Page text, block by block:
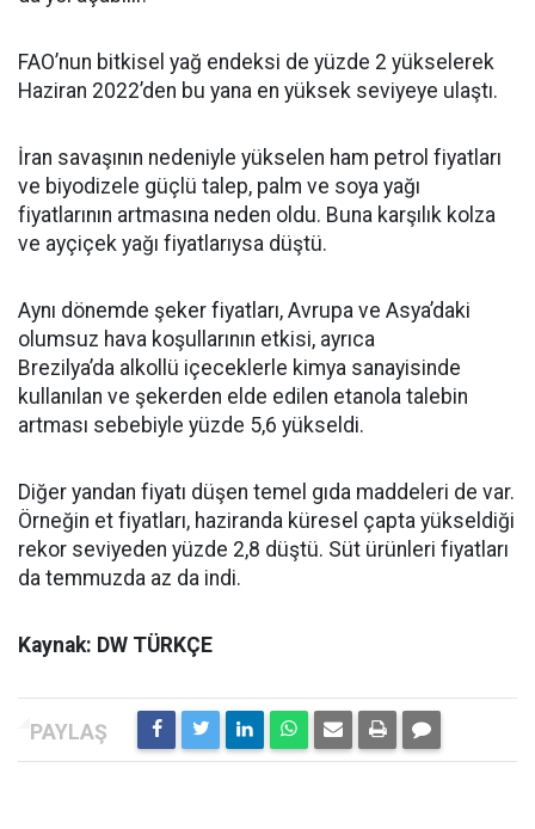
FAO’nun bitkisel yağ endeksi de yüzde 2 yükselerek
Haziran 2022’den bu yana en yüksek seviyeye ulaştı.
İran savaşının nedeniyle yükselen ham petrol fiyatları
ve biyodizele güçlü talep, palm ve soya yağı
fiyatlarının artmasına neden oldu. Buna karşılık kolza
ve ayçiçek yağı fiyatlarıysa düştü.
Aynı dönemde şeker fiyatları, Avrupa ve Asya’daki
olumsuz hava koşullarının etkisi, ayrıca
Brezilya’da alkollü içeceklerle kimya sanayisinde
kullanılan ve şekerden elde edilen etanola talebin
artması sebebiyle yüzde 5,6 yükseldi.
Diğer yandan fiyatı düşen temel gıda maddeleri de var.
Örneğin et fiyatları, haziranda küresel çapta yükseldiği
rekor seviyeden yüzde 2,8 düştü. Süt ürünleri fiyatları
da temmuzda az da indi.
Kaynak: DW TÜRKÇE